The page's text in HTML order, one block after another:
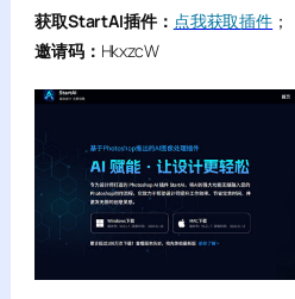
获取StartAI插件： 点我获取插件 ；
邀请码： HkxzcW